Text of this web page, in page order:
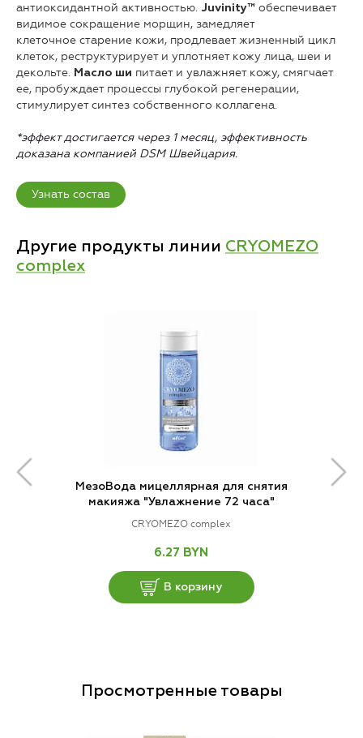
антиоксидантной активностью. Juvinity™ обеспечивает
видимое сокращение морщин, замедляет
клеточное старение кожи, продлевает жизненный цикл
клеток, реструктурирует и уплотняет кожу лица, шеи и
декольте. Масло ши питает и увлажняет кожу, смягчает
ее, пробуждает процессы глубокой регенерации,
стимулирует синтез собственного коллагена.
*эффект достигается через 1 месяц, эффективность
доказана компанией DSM Швейцария.
Узнать состав
Другие продукты линии CRYOMEZO
complex
МезоВода мицеллярная для снятия
макияжа "Увлажнение 72 часа"
CRYOMEZO complex
6.27 BYN
В корзину
Просмотренные товары